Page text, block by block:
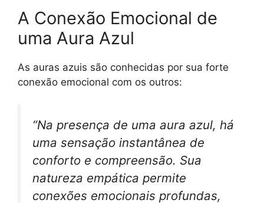
A Conexão Emocional de
uma Aura Azul
As auras azuis são conhecidas por sua forte
conexão emocional com os outros:
“Na presença de uma aura azul, há
uma sensação instantânea de
conforto e compreensão. Sua
natureza empática permite
conexões emocionais profundas,